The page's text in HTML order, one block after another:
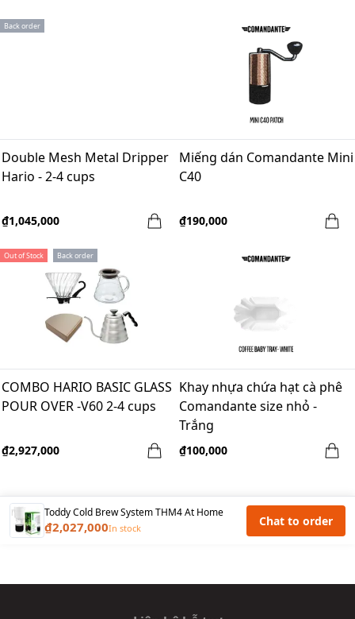
Back order
Double Mesh Metal Dripper
Hario - 2-4 cups
₫1,045,000
Miếng dán Comandante Mini
C40
₫190,000
Out of Stock Back order
COMBO HARIO BASIC GLASS
POUR OVER -V60 2-4 cups
₫2,927,000
Khay nhựa chứa hạt cà phê
Comandante size nhỏ -
Trắng
₫100,000
Toddy Cold Brew System THM4 At Home
₫2,027,000In stock Chat to order